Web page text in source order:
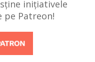
inițiativele
pe Patreon!